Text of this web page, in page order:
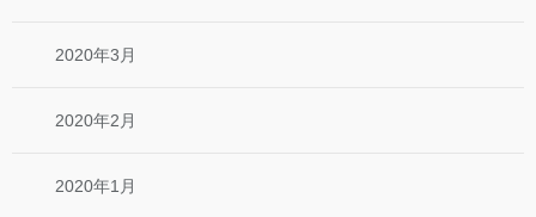
2020年3月
2020年2月
2020年1月